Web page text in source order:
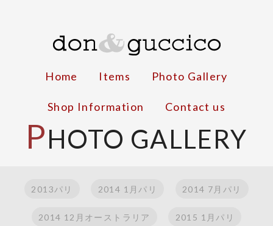
Home Items Photo Gallery
Shop Information Contact us
PHOTO GALLERY
2013パリ 2014 1月パリ 2014 7月パリ
2014 12月オーストラリア 2015 1月パリ